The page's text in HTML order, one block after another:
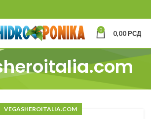
0 0,00РСД
VEGASHEROITALIA.COM